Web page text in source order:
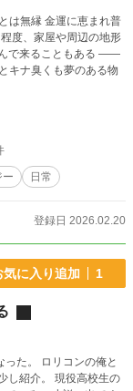
は無縁 金運に恵まれ普
度、家屋や周辺の地形
来ることもある ――
キナ臭くも夢のある物
ー 日常
登録日 2026.02.20
気に入り追加 1
た。 ロリコンの俺と
役高校生の